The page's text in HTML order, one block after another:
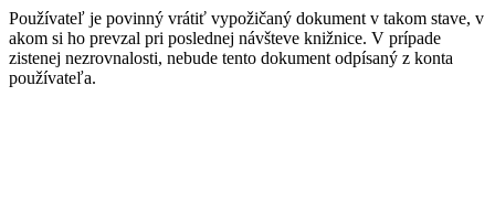
Používateľ je povinný vrátiť vypožičaný dokument v takom stave, v
akom si ho prevzal pri poslednej návšteve knižnice. V prípade
zistenej nezrovnalosti, nebude tento dokument odpísaný z konta
používateľa.